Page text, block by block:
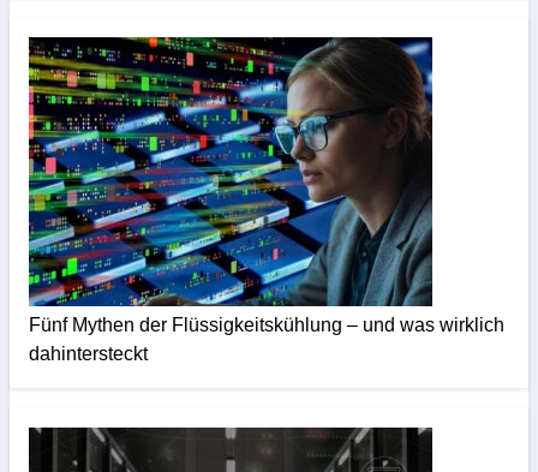
Fünf Mythen der Flüssigkeitskühlung – und was wirklich
dahintersteckt